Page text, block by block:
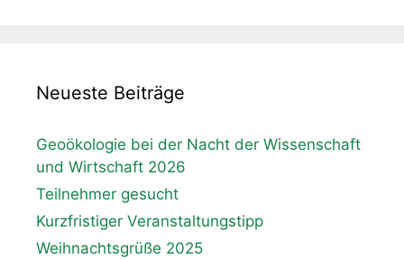
Neueste Beiträge
Geoökologie bei der Nacht der Wissenschaft
und Wirtschaft 2026
Teilnehmer gesucht
Kurzfristiger Veranstaltungstipp
Weihnachtsgrüße 2025